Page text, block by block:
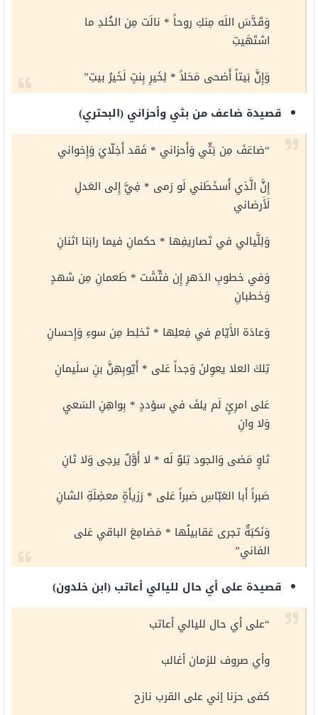
وَقَدَّسَ اللَه مِنكِ روحاً * نالَت مِن الخُلدِ ما
اشتَهَيتِ
وَإِنَّ بَيتاً أَضحى مَحَلاً * لِخَيرِ بِنتٍ لَخَيرُ بيتِ”
قصيدة ضاعف من بثي وأحزاني (البحتري)
“ضاعَفَ مِن بَثّي وَأَحزاني * فَقد أَخِلّايَ وَإِخواني
إِنَّ الَّذي أَسخَطَني لَو رَمى * فِيَّ إِلى العَدلِ
لَأَرضاني
وَلِلَّيالي في تَصاريفِها * حكمانِ فيما رابَنا اثنانِ
وَفي خطوبِ الدَهرِ إِن فتِّشَت * طَعمانِ مِن شهدٍ
وَخطبانِ
وَعادَة الأَيّامِ في فِعلِها * تَخلِط مِن سوءِ وَإِحسانِ
تِلكَ العلا يعوِلنَ وَجداً عَلى * أَيّوبِهِنَّ بنِ سلَيمانِ
عَلى امرِئٍ لَم يلفَ في سؤددٍ * بِواهِنِ السَعيِ
وَلا وانِ
ثاوٍ مَضى وَالجود تِلوٌ لَه * لا أَوَّلٌ يرجى وَلا ثانِ
صَبراً أَبا العَبّاسِ صَبراً عَلى * رَزيأَةٍ معضِلَةِ الشانِ
وَنَكبَةٌ تجرى عَقابيلُها * مَضامِعَ الباقي عَلى
الفاني”
قصيدة على أي حال لليالي أعاتب (ابن خلدون)
“على أي حال لليالي أعاتب
وأي صروف للزمان أغالب
كفى حزنا إني على القرب نازح